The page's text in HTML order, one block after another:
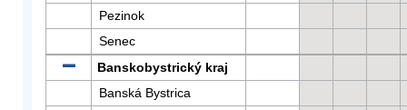
Pezinok
Senec
Banskobystrický kraj
Banská Bystrica